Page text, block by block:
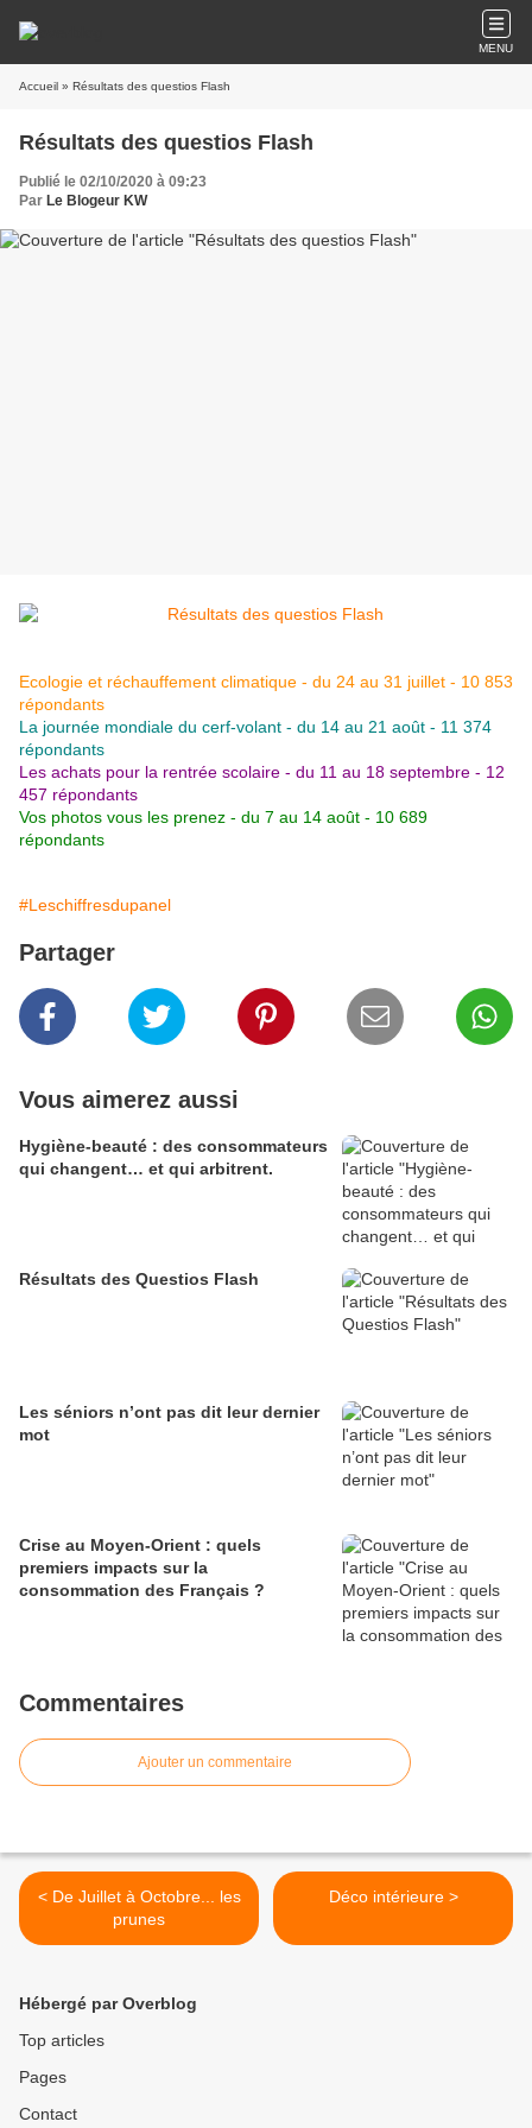
MENU
Accueil » Résultats des questios Flash
Résultats des questios Flash
Publié le 02/10/2020 à 09:23
Par Le Blogeur KW
Ecologie et réchauffement climatique - du 24 au 31 juillet - 10 853
répondants
La journée mondiale du cerf-volant - du 14 au 21 août - 11 374
répondants
Les achats pour la rentrée scolaire - du 11 au 18 septembre - 12
457 répondants
Vos photos vous les prenez - du 7 au 14 août - 10 689
répondants
#Leschiffresdupanel
Partager
Vous aimerez aussi
Hygiène-beauté : des consommateurs
qui changent… et qui arbitrent.
Résultats des Questios Flash
Les séniors n’ont pas dit leur dernier
mot
Crise au Moyen-Orient : quels
premiers impacts sur la
consommation des Français ?
Commentaires
Ajouter un commentaire
< De Juillet à Octobre... les
prunes
Déco intérieure >
Hébergé par Overblog
Top articles
Pages
Contact